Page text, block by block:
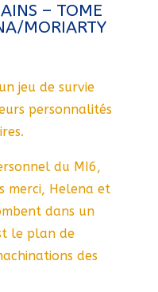
– TOME
MORIARTY 
jeu de survie
personnalités
du MI6,
merci, Helena et
dans un
le plan de
des